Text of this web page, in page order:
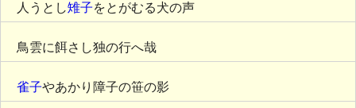
人うとし雉子をとがむる犬の声
鳥雲に餌さし独の行へ哉
雀子やあかり障子の笹の影